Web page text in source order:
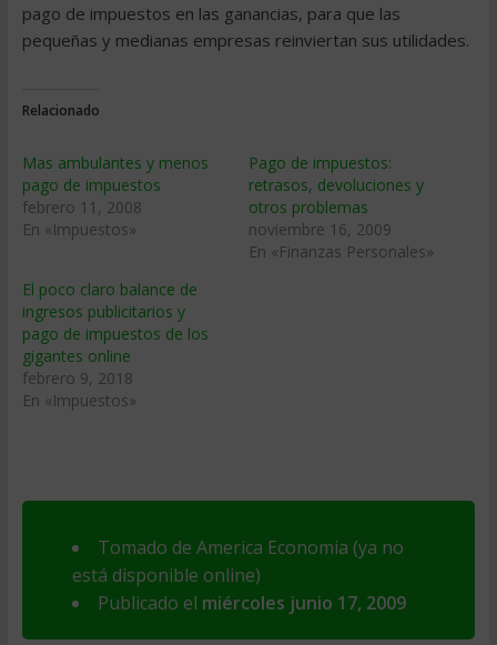
pago de impuestos en las ganancias, para que las
pequeñas y medianas empresas reinviertan sus utilidades.
Relacionado
Mas ambulantes y menos
pago de impuestos
febrero 11, 2008
En «Impuestos»
Pago de impuestos:
retrasos, devoluciones y
otros problemas
noviembre 16, 2009
En «Finanzas Personales»
El poco claro balance de
ingresos publicitarios y
pago de impuestos de los
gigantes online
febrero 9, 2018
En «Impuestos»
Tomado de America Economia (ya no
está disponible online)
Publicado el miércoles junio 17, 2009